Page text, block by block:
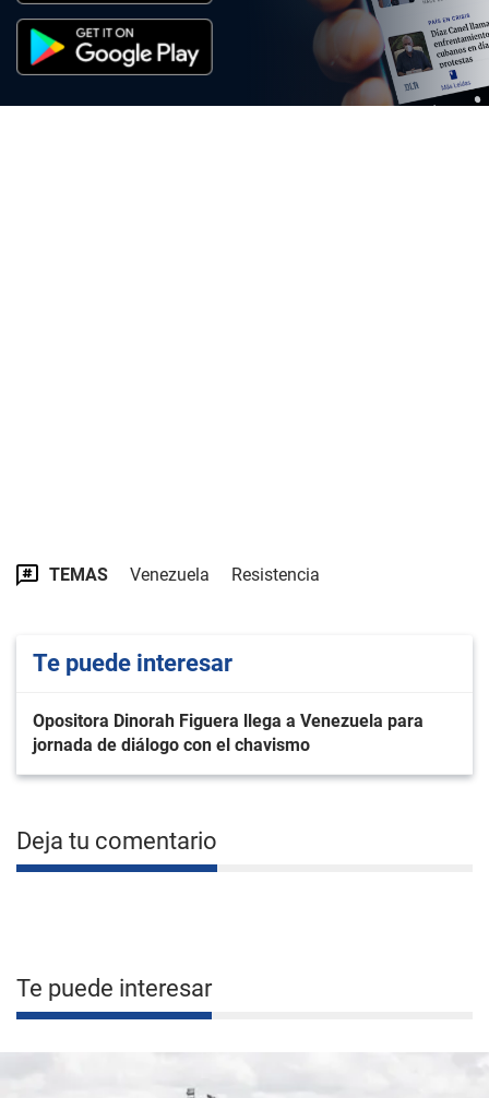
TEMAS Venezuela Resistencia
Te puede interesar
Opositora Dinorah Figuera llega a Venezuela para
jornada de diálogo con el chavismo
Deja tu comentario
Te puede interesar